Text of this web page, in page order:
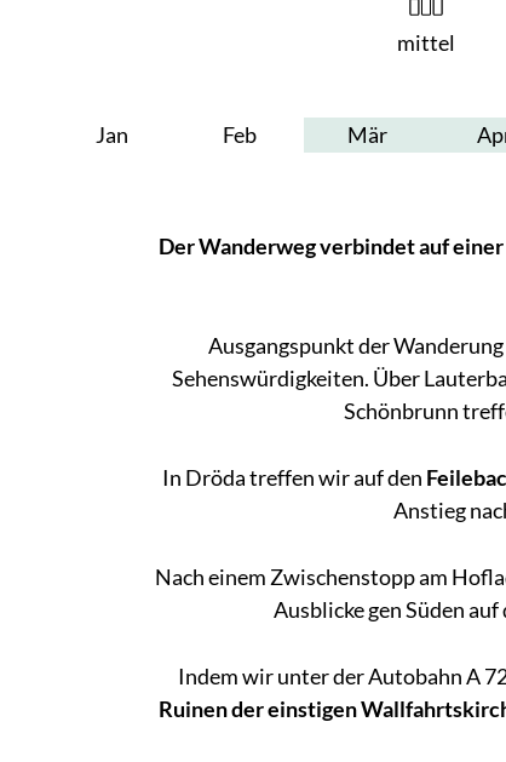
mittel
Jan Feb Mär
Der Wanderweg verbindet auf
Ausgangspunkt der
Sehenswürdigkeiten. Über
Schönbrunn
In Dröda treffen wir auf den
Anstieg
Nach einem Zwischenstopp am
Ausblicke gen Süden
Indem wir unter der Autobahn A
Ruinen der einstigen